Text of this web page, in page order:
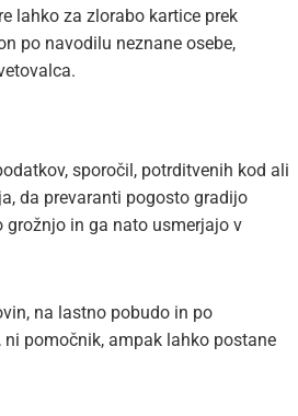
lahko za zlorabo kartice prek
po navodilu neznane osebe,
sporočil, potrditvenih kod ali
da prevaranti pogosto gradijo
in ga nato usmerjajo v
na lastno pobudo in po
pomočnik, ampak lahko postane